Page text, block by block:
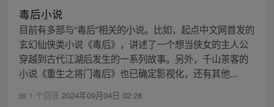
毒后小说
目前有多部与“毒后”相关的小说。比如，起点中文网首发的
玄幻仙侠类小说《毒后》，讲述了一个想当侠女的主人公
穿越到古代江湖后发生的一系列故事。另外，千山茶客的
小说《重生之将门毒后》也已确定影视化，还有其他...
1 个回答 2024年09月04日 02:28